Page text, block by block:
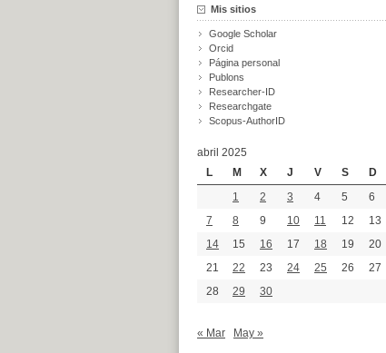
Mis sitios
Google Scholar
Orcid
Página personal
Publons
Researcher-ID
Researchgate
Scopus-AuthorID
abril 2025
L
M X J V S
D
1
2 3 4 5
6
7
8 9 10 11 12
13
14
15 16 17 18 19
20
21
22 23 24 25 26
27
28
29 30
« Mar May »